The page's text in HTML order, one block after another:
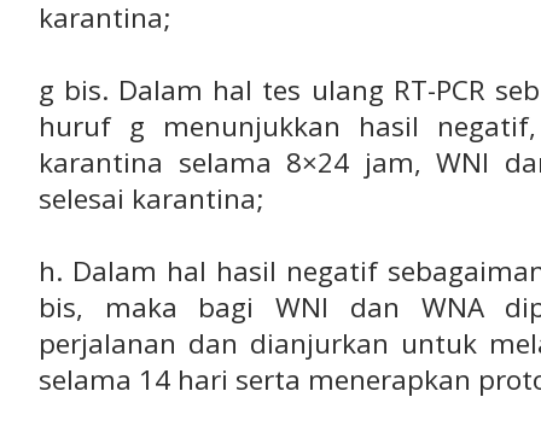
karantina;
g bis. Dalam hal tes ulang RT-PCR
huruf g menunjukkan hasil
karantina selama 8×24 jam, WNI
selesai karantina;
h. Dalam hal hasil negatif
bis, maka bagi WNI dan WNA
perjalanan dan dianjurkan untuk
selama 14 hari serta menerapkan